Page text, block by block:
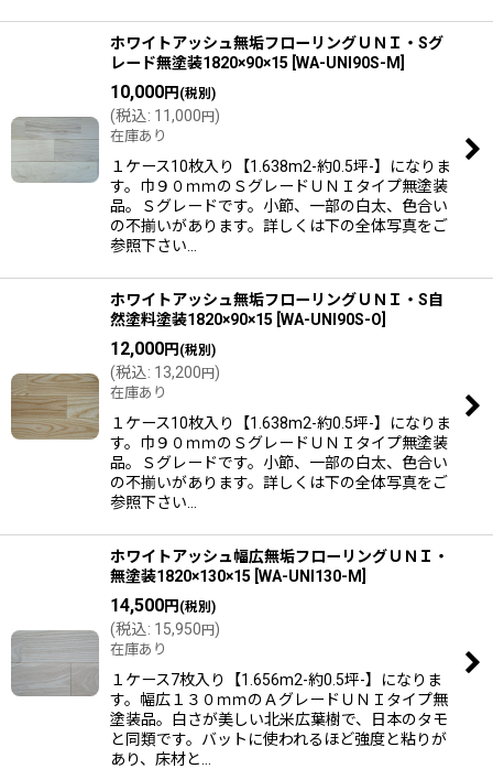
ホワイトアッシュ無垢フローリングＵＮＩ・Sグ
レード無塗装1820×90×15 WA-UNI90S-M
10,000円 (税別)
(税込: 11,000円)
在庫あり
１ケース10枚入り【1.638m2-約0.5坪-】になりま
す。巾９０ｍｍのＳグレードＵＮＩタイプ無塗装
品。Ｓグレードです。小節、一部の白太、色合い
の不揃いがあります。詳しくは下の全体写真をご
参照下さい…
ホワイトアッシュ無垢フローリングＵＮＩ・S自
然塗料塗装1820×90×15 WA-UNI90S-O
12,000円 (税別)
(税込: 13,200円)
在庫あり
１ケース10枚入り【1.638m2-約0.5坪-】になりま
す。巾９０ｍｍのＳグレードＵＮＩタイプ無塗装
品。Ｓグレードです。小節、一部の白太、色合い
の不揃いがあります。詳しくは下の全体写真をご
参照下さい…
ホワイトアッシュ幅広無垢フローリングＵＮＩ・
無塗装1820×130×15 WA-UNI130-M
14,500円 (税別)
(税込: 15,950円)
在庫あり
１ケース7枚入り【1.656m2-約0.5坪-】になりま
す。幅広１３０ｍｍのＡグレードＵＮＩタイプ無
塗装品。白さが美しい北米広葉樹で、日本のタモ
と同類です。バットに使われるほど強度と粘りが
あり、床材と…